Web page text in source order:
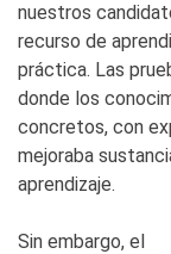
nuestros
recurso de
práctica. Las
donde los
concretos, con
mejoraba
aprendizaje.
Sin embargo, el